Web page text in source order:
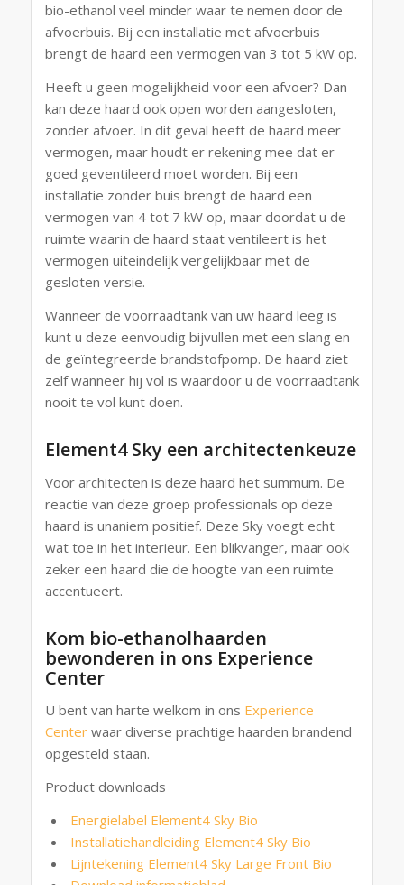
bio-ethanol veel minder waar te nemen door de
afvoerbuis. Bij een installatie met afvoerbuis
brengt de haard een vermogen van 3 tot 5 kW op.
Heeft u geen mogelijkheid voor een afvoer? Dan
kan deze haard ook open worden aangesloten,
zonder afvoer. In dit geval heeft de haard meer
vermogen, maar houdt er rekening mee dat er
goed geventileerd moet worden. Bij een
installatie zonder buis brengt de haard een
vermogen van 4 tot 7 kW op, maar doordat u de
ruimte waarin de haard staat ventileert is het
vermogen uiteindelijk vergelijkbaar met de
gesloten versie.
Wanneer de voorraadtank van uw haard leeg is
kunt u deze eenvoudig bijvullen met een slang en
de geïntegreerde brandstofpomp. De haard ziet
zelf wanneer hij vol is waardoor u de voorraadtank
nooit te vol kunt doen.
Element4 Sky een architectenkeuze
Voor architecten is deze haard het summum. De
reactie van deze groep professionals op deze
haard is unaniem positief. Deze Sky voegt echt
wat toe in het interieur. Een blikvanger, maar ook
zeker een haard die de hoogte van een ruimte
accentueert.
Kom bio-ethanolhaarden
bewonderen in ons Experience
Center
U bent van harte welkom in ons Experience
Centerwaar diverse prachtige haarden brandend
opgesteld staan.
Product downloads
Energielabel Element4 Sky Bio
Installatiehandleiding Element4 Sky Bio
Lijntekening Element4 Sky Large Front Bio